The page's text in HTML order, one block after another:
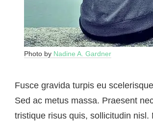
Photo by Nadine A. Gardner
Fusce gravida turpis eu
Sed ac metus massa. Praesent
tristique risus quis, sollicitudin nisl.